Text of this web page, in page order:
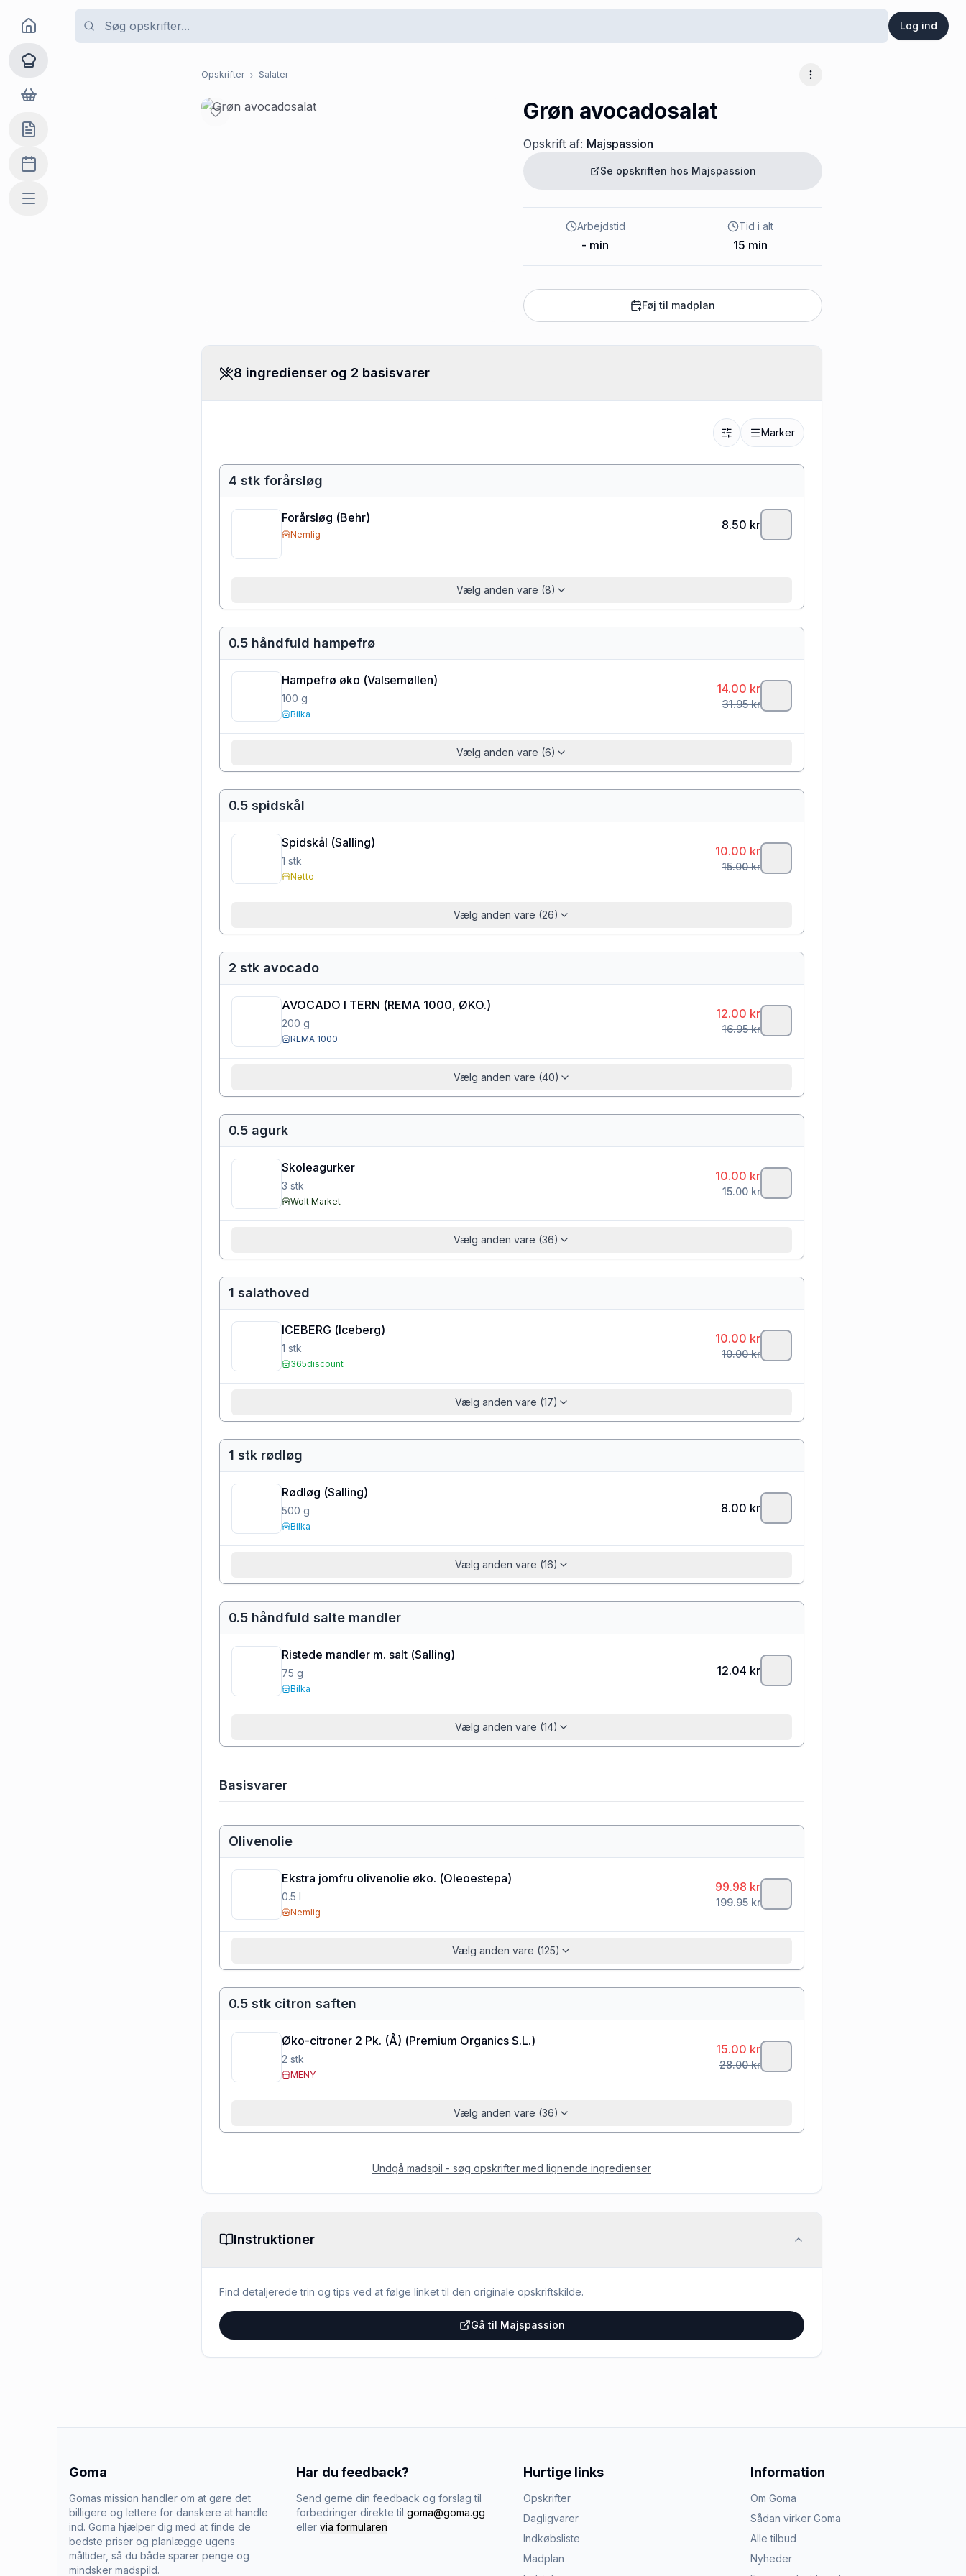
Log ind
Goma
Opskrifter
Dagligvarer
Indkøbslisten
Madplan
Mere
Opskrifter Salater Flere muligheder
Grøn avocadosalat
Opskrift af: Majspassion
Se opskriften hos Majspassion
Arbejdstid
- min
Tid i alt
15 min
Føj til madplan
8 ingredienser og 2 basisvarer
Marker
4 stk forårsløg
Forårsløg (Behr)
Nemlig
8.50 kr
Vælg anden vare (8)
0.5 håndfuld hampefrø
Hampefrø øko (Valsemøllen)
100 g
Bilka
14.00 kr
31.95kr
Vælg anden vare (6)
0.5 spidskål
Spidskål (Salling)
1 stk
Netto
10.00 kr
15.00kr
Vælg anden vare (26)
2 stk avocado
AVOCADO I TERN (REMA 1000, ØKO.)
200 g
REMA 1000
12.00 kr
16.95kr
Vælg anden vare (40)
0.5 agurk
Skoleagurker
3 stk
Wolt Market
10.00 kr
15.00kr
Vælg anden vare (36)
1 salathoved
ICEBERG (Iceberg)
1 stk
365discount
10.00 kr
10.00kr
Vælg anden vare (17)
1 stk rødløg
Rødløg (Salling)
500 g
Bilka
8.00 kr
Vælg anden vare (16)
0.5 håndfuld salte mandler
Ristede mandler m. salt (Salling)
75 g
Bilka
12.04 kr
Vælg anden vare (14)
Basisvarer
Olivenolie
Ekstra jomfru olivenolie øko. (Oleoestepa)
0.5 l
Nemlig
99.98 kr
199.95kr
Vælg anden vare (125)
0.5 stk citron saften
Øko-citroner 2 Pk. (Å) (Premium Organics S.L.)
2 stk
MENY
15.00 kr
28.00kr
Vælg anden vare (36)
Undgå madspil - søg opskrifter med lignende ingredienser
Instruktioner
Find detaljerede trin og tips ved at følge linket til den originale opskriftskilde.
Gå til Majspassion
Goma
Gomas mission handler om at gøre det
billigere og lettere for danskere at handle
ind. Goma hjælper dig med at finde de
bedste priser og planlægge ugens
måltider, så du både sparer penge og
mindsker madspild.
Har du feedback?
Send gerne din feedback og forslag til
forbedringer direkte til goma@goma.gg
eller via formularen
Hurtige links
Opskrifter
Dagligvarer
Indkøbsliste
Madplan
Information
Om Goma
Sådan virker Goma
Alle tilbud
Nyheder